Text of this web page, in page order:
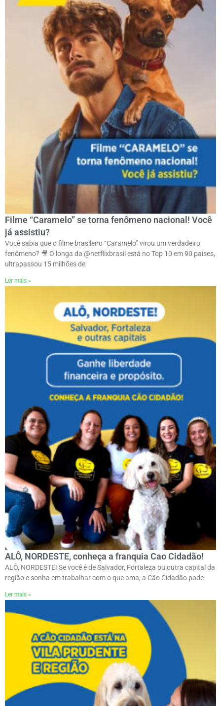
Filme “Caramelo” se torna fenômeno nacional! Você
já assistiu?
Você sabia que o filme brasileiro “Caramelo” virou um verdadeiro
fenômeno? 🎥 O longa da @netflixbrasil está no Top 10 em 90 países,
ultrapassou 15 milhões de
Ler mais »
ALÔ, NORDESTE, conheça a franquia Cao Cidadão!
ALÔ, NORDESTE! Se você é de Salvador, Fortaleza ou outra capital da
região e sonha em trabalhar com o que ama, a Cão Cidadão pode
Ler mais »